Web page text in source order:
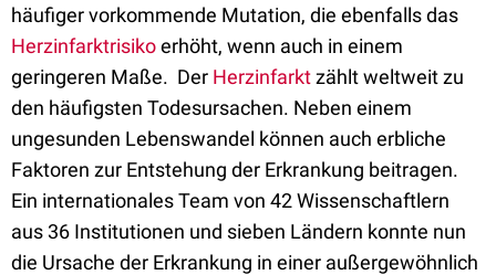
häufiger vorkommende Mutation, die ebenfalls das
Herzinfarktrisikoerhöht, wenn auch in einem
geringeren Maße. Der Herzinfarktzählt weltweit zu
den häufigsten Todesursachen. Neben einem
ungesunden Lebenswandel können auch erbliche
Faktoren zur Entstehung der Erkrankung beitragen.
Ein internationales Team von 42 Wissenschaftlern
aus 36 Institutionen und sieben Ländern konnte nun
die Ursache der Erkrankung in einer außergewöhnlich